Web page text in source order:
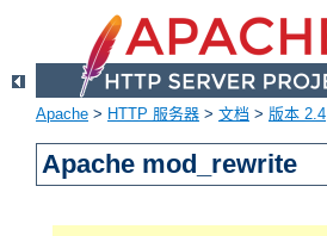
Apache > HTTP 服务器 > 文档 > 版本 2.4
Apache mod_rewrite